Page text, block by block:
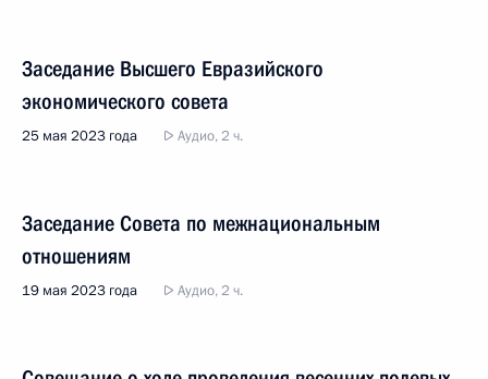
Заседание Высшего Евразийского
экономического совета
25 мая 2023 года Аудио, 2 ч.
Заседание Совета по межнациональным
отношениям
19 мая 2023 года Аудио, 2 ч.